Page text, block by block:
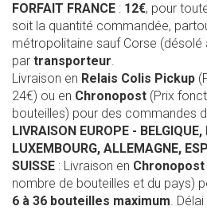
FORFAIT FRANCE : 12€, pour
soit la quantité commandée,
métropolitaine sauf Corse (désolé
par transporteur.
Livraison en Relais Colis Pickup
24€) ou en Chronopost (Prix
bouteilles) pour des commandes
LIVRAISON EUROPE -
LUXEMBOURG, ALLEMAGNE,
SUISSE : Livraison en Chronopost
nombre de bouteilles et du pays)
6 à 36 bouteilles maximum.